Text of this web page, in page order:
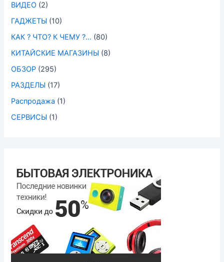
ВИДЕО (2)
ГАДЖЕТЫ (10)
КАК ? ЧТО? К ЧЕМУ ?… (80)
КИТАЙСКИЕ МАГАЗИНЫ (8)
ОБЗОР (295)
РАЗДЕЛЫ (17)
Распродажа (1)
СЕРВИСЫ (1)